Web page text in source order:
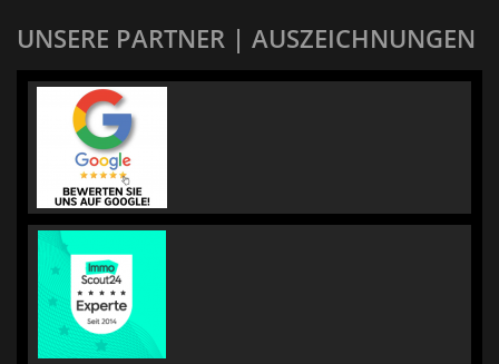
UNSERE PARTNER | AUSZEICHNUNGEN